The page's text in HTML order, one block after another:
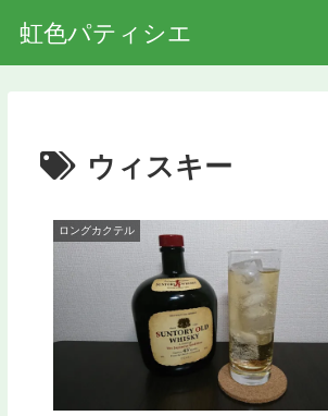
虹色パティシエ
ウィスキー
ロングカクテル